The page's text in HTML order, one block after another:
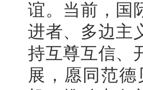
谊。当前，国
进者、多边主
持互尊互信、
展，愿同范